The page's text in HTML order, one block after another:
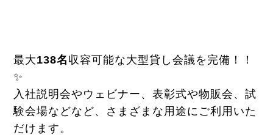
最大138名 収容可能な大型貸し会議を完備！！
✨
入社説明会やウェビナー、表彰式や物販会、試
験会場などなど、さまざまな用途にご利用いた
だけます。